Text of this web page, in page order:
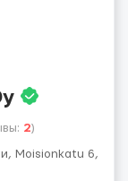
2)
Moisionkatu 6,